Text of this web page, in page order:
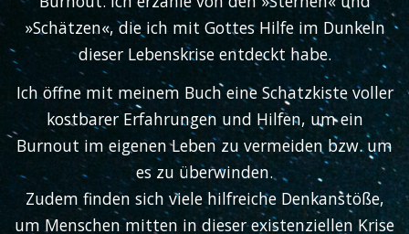
»Schätzen«, die ich mit Gottes Hilfe im Dunkeln
dieser Lebenskrise entdeckt habe.
Ich öffne mit meinem Buch eine Schatzkiste voller
kostbarer Erfahrungen und Hilfen, um ein
Burnout im eigenen Leben zu vermeiden bzw. um
es zu überwinden.
Zudem finden sich viele hilfreiche Denkanstöße,
um Menschen mitten in dieser existenziellen Krise